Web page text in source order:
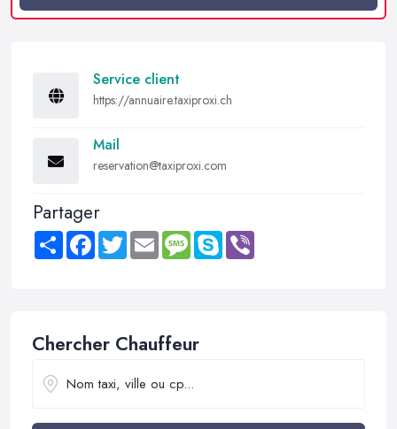
Service client
https://annuaire.taxiproxi.ch
Mail
reservation@taxiproxi.com
Partager
Share FacebookTwitter Email MessageSkype
Chercher Chauffeur